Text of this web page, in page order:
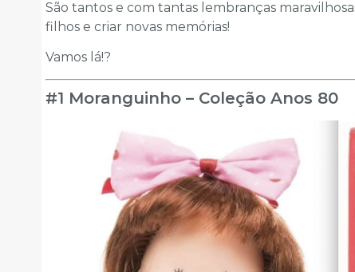
São tantos e com tantas lembranças
filhos e criar novas memórias!
Vamos lá!?
#1 Moranguinho – Coleção Anos 80